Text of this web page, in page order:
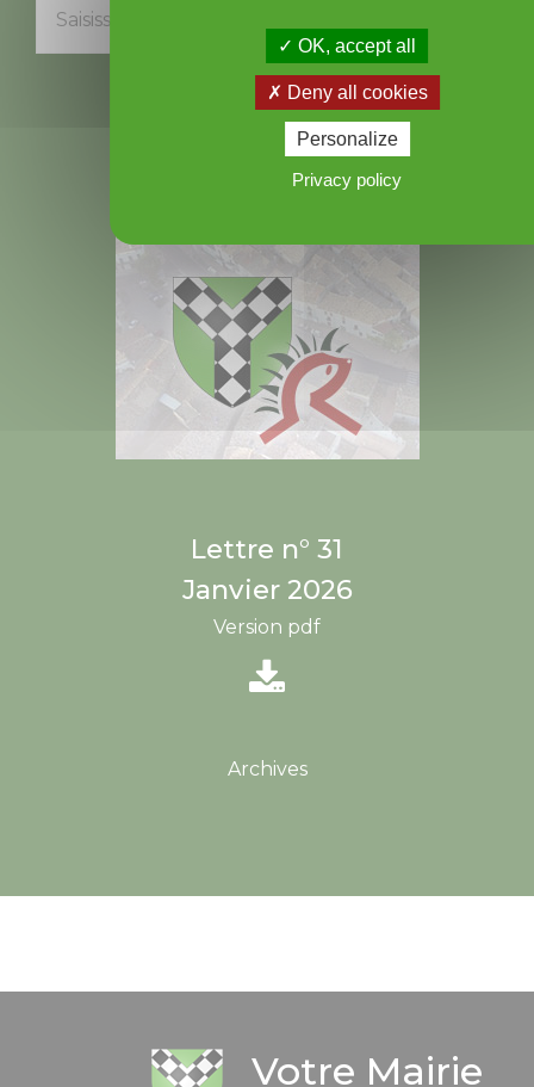
Lettre n° 31
Janvier 2026
Version pdf
Archives
Votre Mairie
OK, accept all
Deny all cookies
Personalize
Privacy policy